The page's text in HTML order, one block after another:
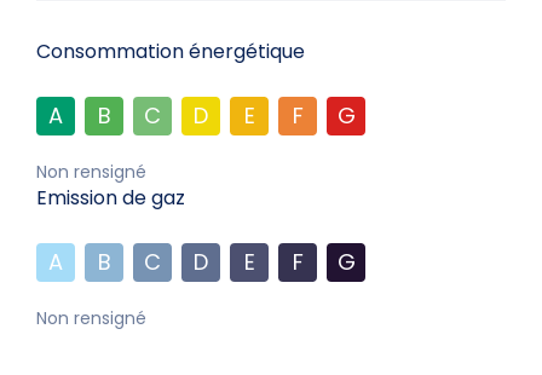
Consommation énergétique
A B C D E F G
Non rensigné
Emission de gaz
A B C D E F G
Non rensigné